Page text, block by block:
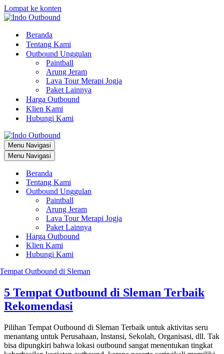
Lompat ke konten
Beranda
Tentang Kami
Outbound Unggulan
Paintball
Arung Jeram
Lava Tour Merapi Jogja
Paket Lainnya
Harga Outbound
Klien Kami
Hubungi Kami
Menu Navigasi
Menu Navigasi
Beranda
Tentang Kami
Outbound Unggulan
Paintball
Arung Jeram
Lava Tour Merapi Jogja
Paket Lainnya
Harga Outbound
Klien Kami
Hubungi Kami
5 Tempat Outbound di Sleman Terbaik
Rekomendasi
Pilihan Tempat Outbound di Sleman Terbaik untuk aktivitas seru
menantang untuk Perusahaan, Instansi, Sekolah, Organisasi, dll. Tak
bisa dipungkiri bahwa lokasi outbound sangat menentukan tingkat